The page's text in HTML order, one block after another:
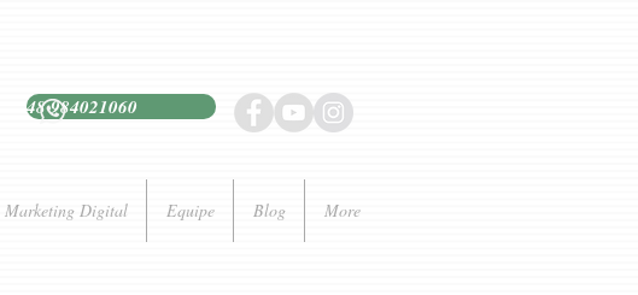
Marketing Digital Equipe Blog More
48 984021060